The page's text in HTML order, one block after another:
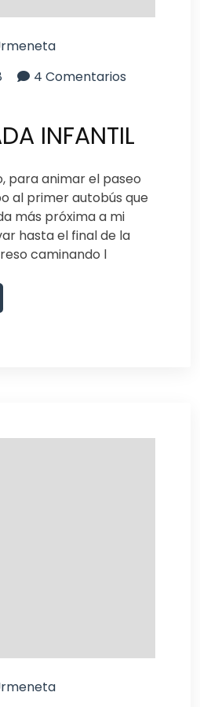
4 Comentarios
INFANTIL
para animar el paseo
al primer autobús que
más próxima a mi
hasta el final de la
caminando l